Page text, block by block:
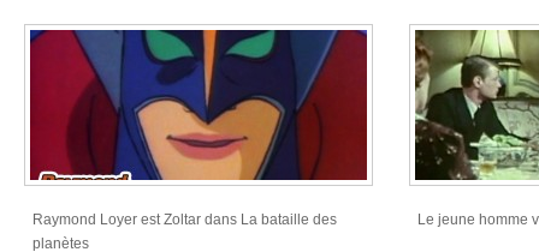
Raymond Loyer est Zoltar dans La bataille des
planètes
Le jeune homme